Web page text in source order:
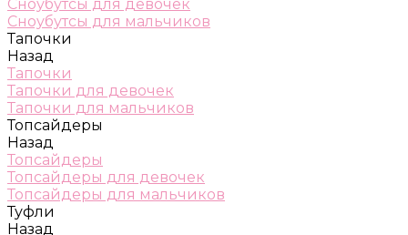
Сноубутсы для девочек
Сноубутсы для мальчиков
Тапочки
Назад
Тапочки
Тапочки для девочек
Тапочки для мальчиков
Топсайдеры
Назад
Топсайдеры
Топсайдеры для девочек
Топсайдеры для мальчиков
Туфли
Назад